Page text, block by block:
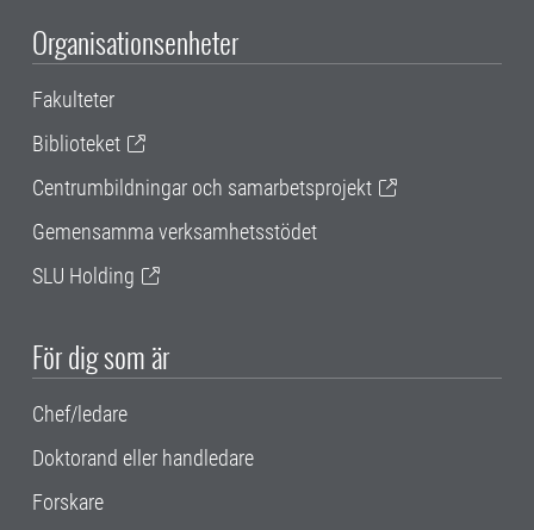
Organisationsenheter
Fakulteter
Biblioteket
Centrumbildningar och samarbetsprojekt
Gemensamma verksamhetsstödet
SLU Holding
För dig som är
Chef/ledare
Doktorand eller handledare
Forskare